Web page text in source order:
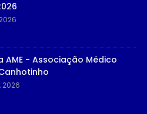
AME - Associação Médico
2026